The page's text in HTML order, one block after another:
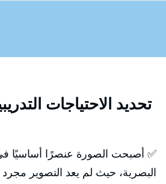
تحديد الاحتياجات
✅ أصبحت الصورة عنصرًا أساسيًا في
البصرية، حيث لم يعد التصوير مجرد